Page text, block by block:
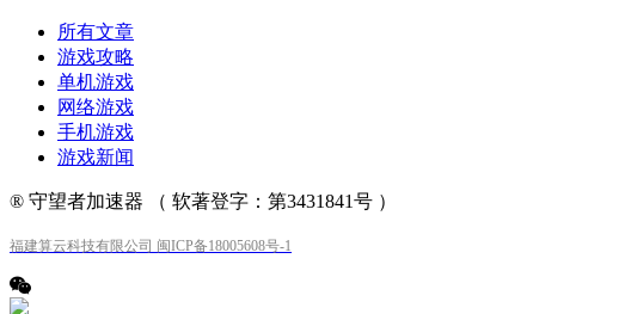
所有文章
游戏攻略
单机游戏
网络游戏
手机游戏
游戏新闻
® 守望者加速器 （ 软著登字：第3431841号 ）
福建算云科技有限公司 闽ICP备18005608号-1